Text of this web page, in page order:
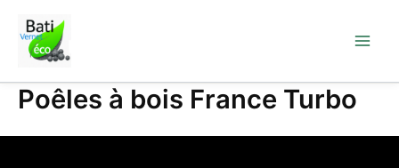
contenu
Poêles à bois France Turbo